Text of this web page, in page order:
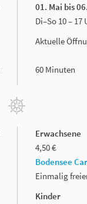
01. Mai bis
Di–So 10 – 17
Aktuelle
60 Minuten
Erwachsene
4,50 €
Bodensee
Einmalig
Kinder